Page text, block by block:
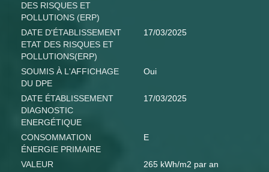
DES RISQUES ET
POLLUTIONS (ERP)
DATE D'ÉTABLISSEMENT
ETAT DES RISQUES ET
POLLUTIONS(ERP)
17/03/2025
SOUMIS À L'AFFICHAGE
DU DPE
Oui
DATE ÉTABLISSEMENT
DIAGNOSTIC
ENERGÉTIQUE
17/03/2025
CONSOMMATION
ÉNERGIE PRIMAIRE
E
VALEUR
265 kWh/m2 par an